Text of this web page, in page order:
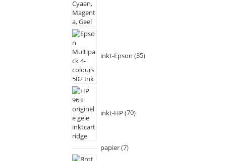
inkt-Epson 35
inkt-HP 70
papier 7